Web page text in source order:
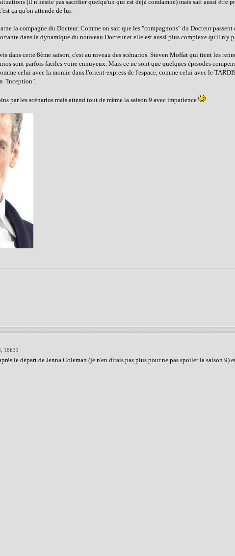
(il n'hésite pas sacrifier quelqu'un qui est déjà condamné) mais sait aussi être
ça qu'on attende de lui.
la compagne du Docteur. Comme on sait que les "compagnons" du Docteur passent
dans la dynamique du nouveau Docteur et elle est aussi plus complexe qu'il n'y
dans cette 8ème saison, c'est au niveau des scénarios. Steven Moffat qui tient les
sont parfois faciles voire ennuyeux. Mais ce ne sont que quelques épisodes
celui avec la momie dans l'orient-express de l'espace, comme celui avec le
"Inception".
par les scénarios mais attend tout de même la saison 9 avec impatience
18h31
le départ de Jenna Coleman (je n'en dirais pas plus pour ne pas spoiler la saison 9) et